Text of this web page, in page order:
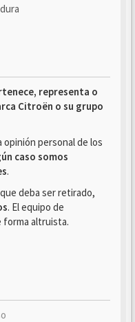
representa o
Citroën o su grupo
opinión personal de los
caso somos
.
deba ser retirado,
. El equipo de
forma altruista.